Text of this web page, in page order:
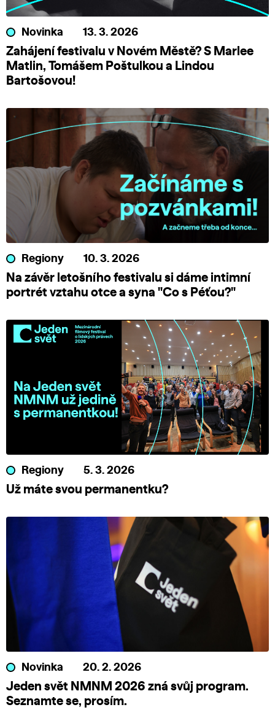
Novinka 13. 3. 2026
Zahájení festivalu v Novém Městě? S Marlee
Matlin, Tomášem Poštulkou a Lindou
Bartošovou!
Regiony 10. 3. 2026
Na závěr letošního festivalu si dáme intimní
portrét vztahu otce a syna "Co s Péťou?"
Regiony 5. 3. 2026
Už máte svou permanentku?
Novinka 20. 2. 2026
Jeden svět NMNM 2026 zná svůj program.
Seznamte se, prosím.